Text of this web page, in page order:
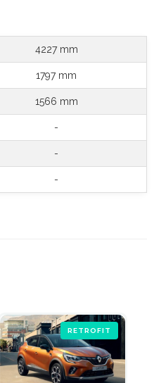
4227 mm
1797 mm
1566 mm
-
-
-
RETROFIT